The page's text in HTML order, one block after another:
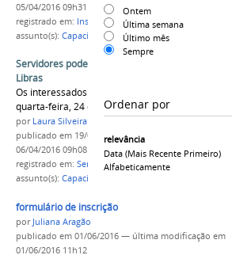
Ontem
Última semana
Último mês
Sempre
Ordenar por
relevância
Data (mais Recente Primeiro)
Alfabeticamente
05/04/2016 09h31
registrado em: Inscrição, Curso,Capacitação
assunto(s): Capacitação
Servidores podem fazer curso de Espanhol e
Libras
Os interessados devem se inscrever na terça e
quarta-feira, 24 e 25
por Laura Silveira
publicado em 19/03/2015—última modificação
06/04/2016 09h08
registrado em: Servidor,Curso,Espanhol
assunto(s): Capacitação
formulário de inscrição
por Juliana Aragão
publicado em 01/06/2016 — última modificação em
01/06/2016 11h12